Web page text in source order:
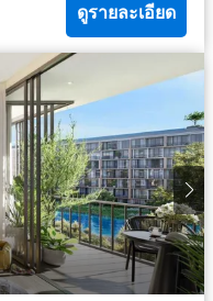
ดูรายละเอียด